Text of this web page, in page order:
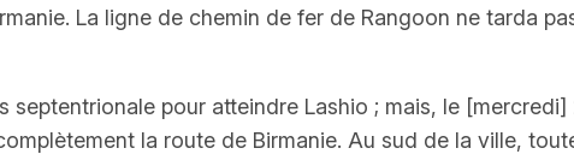
La ligne de chemin de fer de Rangoon ne tarda
septentrionale pour atteindre Lashio ; mais, le [mercredi]
la route de Birmanie. Au sud de la ville,